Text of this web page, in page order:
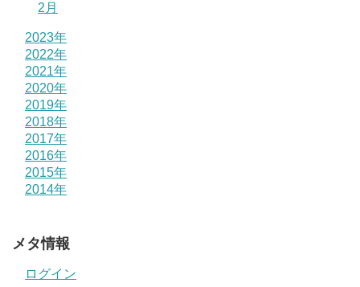
2月
2023年
2022年
2021年
2020年
2019年
2018年
2017年
2016年
2015年
2014年
メタ情報
ログイン